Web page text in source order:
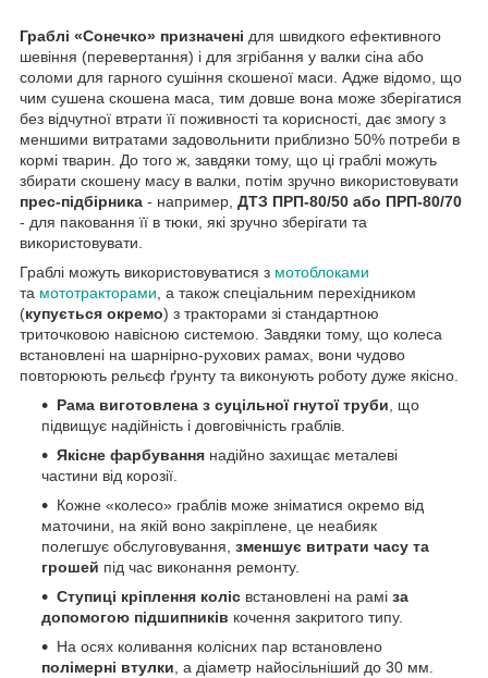
Граблі «Сонечко» призначені для швидкого ефективного
шевіння (перевертання) і для згрібання у валки сіна або
соломи для гарного сушіння скошеної маси. Адже відомо, що
чим сушена скошена маса, тим довше вона може зберігатися
без відчутної втрати її поживності та корисності, дає змогу з
меншими витратами задовольнити приблизно 50% потреби в
кормі тварин. До того ж, завдяки тому, що ці граблі можуть
збирати скошену масу в валки, потім зручно використовувати
прес-підбірника - например, ДТЗ ПРП-80/50 або ПРП-80/70
- для паковання її в тюки, які зручно зберігати та
використовувати.
Граблі можуть використовуватися з мотоблоками
та мототракторами, а також спеціальним перехідником
(купується окремо) з тракторами зі стандартною
триточковою навісною системою. Завдяки тому, що колеса
встановлені на шарнірно-рухових рамах, вони чудово
повторюють рельєф ґрунту та виконують роботу дуже якісно.
Рама виготовлена з суцільної гнутої труби, що
підвищує надійність і довговічність граблів.
Якісне фарбування надійно захищає металеві
частини від корозії.
Кожне «колесо» граблів може зніматися окремо від
маточини, на якій воно закріплене, це неабияк
полегшує обслуговування, зменшує витрати часу та
грошей під час виконання ремонту.
Ступиці кріплення коліс встановлені на рамі за
допомогою підшипників кочення закритого типу.
На осях коливання колісних пар встановлено
полімерні втулки, а діаметр найосільніший до 30 мм.